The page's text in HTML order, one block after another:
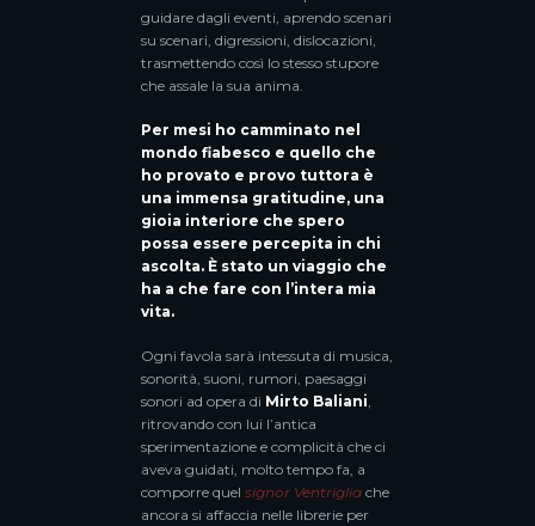
guidare dagli eventi, aprendo scenari
su scenari, digressioni, dislocazioni,
trasmettendo così lo stesso stupore
che assale la sua anima.
Per mesi ho camminato nel
mondo fiabesco e quello che
ho provato e provo tuttora è
una immensa gratitudine, una
gioia interiore che spero
possa essere percepita in chi
ascolta. È stato un viaggio che
ha a che fare con l’intera mia
vita.
Ogni favola sarà intessuta di musica,
sonorità, suoni, rumori, paesaggi
sonori ad opera di Mirto Baliani,
ritrovando con lui l’antica
sperimentazione e complicità che ci
aveva guidati, molto tempo fa, a
comporre quelsignor Ventriglia che
ancora si affaccia nelle librerie per